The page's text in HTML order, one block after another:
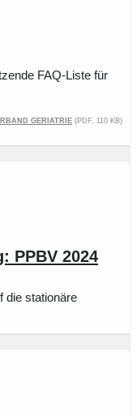
FAQ-Liste für
Geriatrie (PDF, 110 kB)
PPBV 2024
die stationäre